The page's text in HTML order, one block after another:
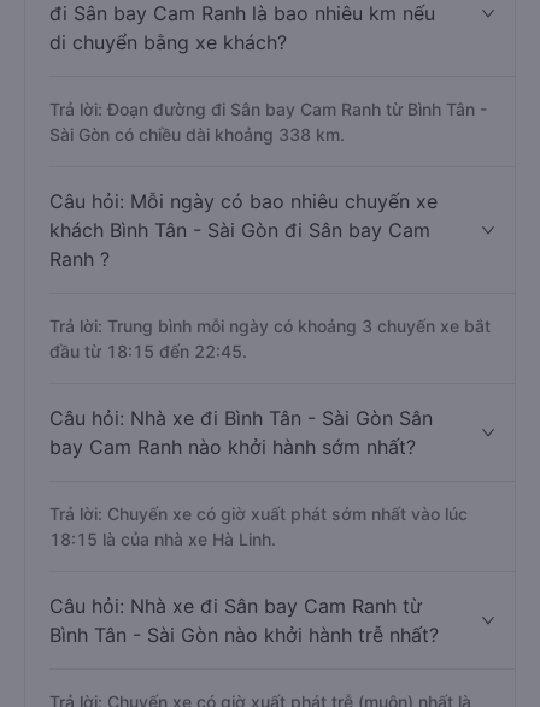
đi Sân bay Cam Ranh là bao nhiêu km nếu
di chuyển bằng xe khách?
Trả lời: Đoạn đường đi Sân bay Cam Ranh từ Bình Tân -
Sài Gòn có chiều dài khoảng 338 km.
Câu hỏi: Mỗi ngày có bao nhiêu chuyến xe
khách Bình Tân - Sài Gòn đi Sân bay Cam
Ranh ?
Trả lời: Trung bình mỗi ngày có khoảng 3 chuyến xe bắt
đầu từ 18:15 đến 22:45.
Câu hỏi: Nhà xe đi Bình Tân - Sài Gòn Sân
bay Cam Ranh nào khởi hành sớm nhất?
Trả lời: Chuyến xe có giờ xuất phát sớm nhất vào lúc
18:15 là của nhà xe Hà Linh.
Câu hỏi: Nhà xe đi Sân bay Cam Ranh từ
Bình Tân - Sài Gòn nào khởi hành trễ nhất?
Trả lời: Chuyến xe có giờ xuất phát trễ (muộn) nhất là